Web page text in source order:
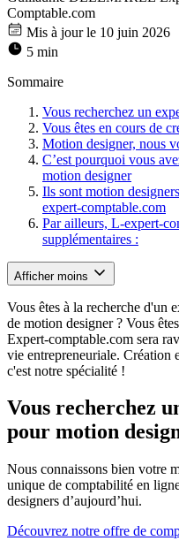
Comptable.com
Mis à jour le 10 juin 2026
5 min
Sommaire
Vous recherchez un
Vous êtes en cours de
Motion designer, nous
C’est pourquoi vous
motion designer
Ils sont motion
expert-comptable.com
Par ailleurs, L-expert-
supplémentaires :
Afficher moins
Vous êtes à la recherche d'un
de motion designer ? Vous
Expert-comptable.com sera
vie entrepreneuriale. Création
c'est notre spécialité !
Vous recherchez
pour motion
Nous connaissons bien votre
unique de comptabilité en
designers d’aujourd’hui.
Découvrez notre offre de